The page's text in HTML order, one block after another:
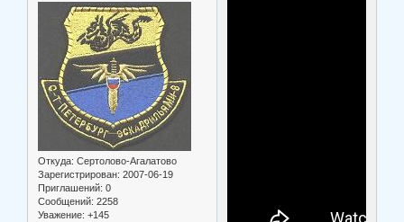
Откуда: Сертолово-Агалатово
Зарегистрирован: 2007-06-19
Приглашений: 0
Сообщений: 2258
Уважение: +145